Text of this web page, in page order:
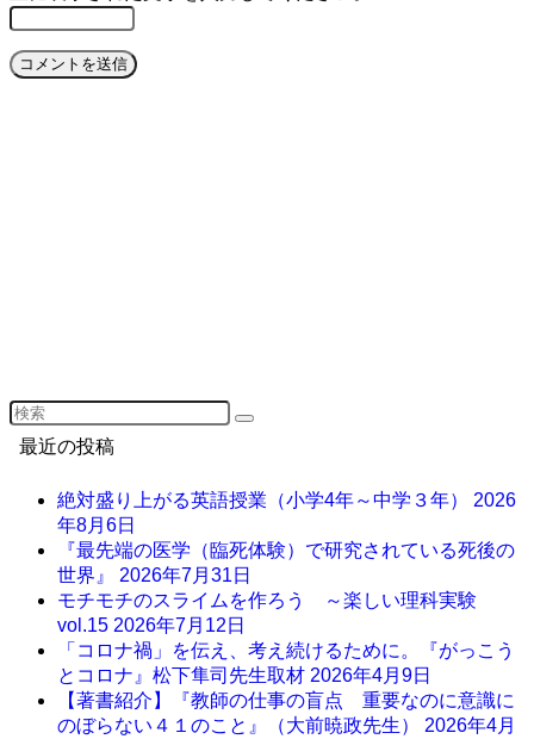
最近の投稿
絶対盛り上がる英語授業（小学4年～中学３年） 2026
年8月6日
『最先端の医学（臨死体験）で研究されている死後の
世界』 2026年7月31日
モチモチのスライムを作ろう ～楽しい理科実験
vol.15 2026年7月12日
「コロナ禍」を伝え、考え続けるために。『がっこう
とコロナ』松下隼司先生取材 2026年4月9日
【著書紹介】『教師の仕事の盲点 重要なのに意識に
のぼらない４１のこと』（大前暁政先生） 2026年4月